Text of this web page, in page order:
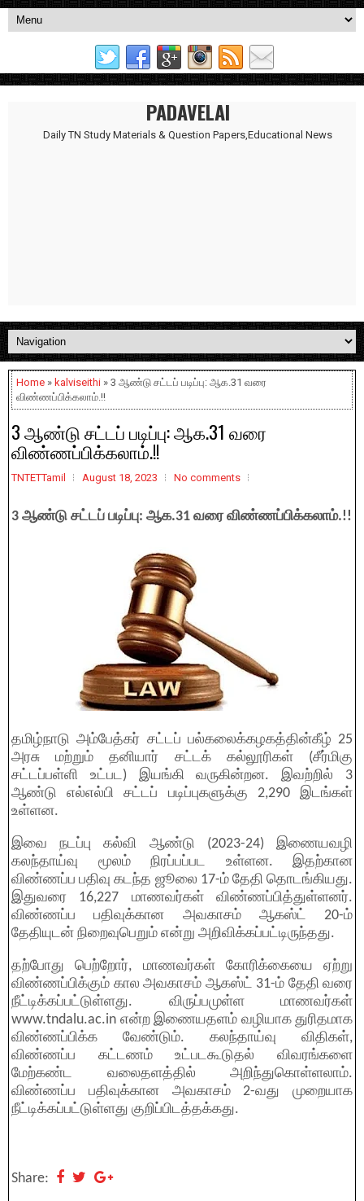
PADAVELAI
Daily TN Study Materials & Question Papers,Educational News
Home » kalviseithi » 3 ஆண்டு சட்டப் படிப்பு: ஆக.31 வரை
விண்ணப்பிக்கலாம்.!!
3 ஆண்டு சட்டப் படிப்பு: ஆக.31 வரை
விண்ணப்பிக்கலாம்.!!
TNTETTamil August 18, 2023 No comments
3 ஆண்டு சட்டப் படிப்பு: ஆக.31 வரை விண்ணப்பிக்கலாம்.!!
தமிழ்நாடு அம்பேத்கர் சட்டப் பல்கலைக்கழகத்தின்கீழ் 25
அரசு மற்றும் தனியார் சட்டக் கல்லூரிகள் (சீர்மிகு
சட்டப்பள்ளி உட்பட) இயங்கி வருகின்றன. இவற்றில் 3
ஆண்டு எல்எல்பி சட்டப் படிப்புகளுக்கு 2,290 இடங்கள்
உள்ளன.
இவை நடப்பு கல்வி ஆண்டு (2023-24) இணையவழி
கலந்தாய்வு மூலம் நிரப்பப்பட உள்ளன. இதற்கான
விண்ணப்ப பதிவு கடந்த ஜூலை 17-ம் தேதி தொடங்கியது.
இதுவரை 16,227 மாணவர்கள் விண்ணப்பித்துள்ளனர்.
விண்ணப்ப பதிவுக்கான அவகாசம் ஆகஸ்ட் 20-ம்
தேதியுடன் நிறைவுபெறும் என்று அறிவிக்கப்பட்டிருந்தது.
தற்போது பெற்றோர், மாணவர்கள் கோரிக்கையை ஏற்று
விண்ணப்பிக்கும் கால அவகாசம் ஆகஸ்ட் 31-ம் தேதி வரை
நீட்டிக்கப்பட்டுள்ளது. விருப்பமுள்ள மாணவர்கள்
www.tndalu.ac.in என்ற இணையதளம் வழியாக துரிதமாக
விண்ணப்பிக்க வேண்டும். கலந்தாய்வு விதிகள்,
விண்ணப்ப கட்டணம் உட்படகூடுதல் விவரங்களை
மேற்கண்ட வலைதளத்தில் அறிந்துகொள்ளலாம்.
விண்ணப்ப பதிவுக்கான அவகாசம் 2-வது முறையாக
நீட்டிக்கப்பட்டுள்ளது குறிப்பிடத்தக்கது.
Share: